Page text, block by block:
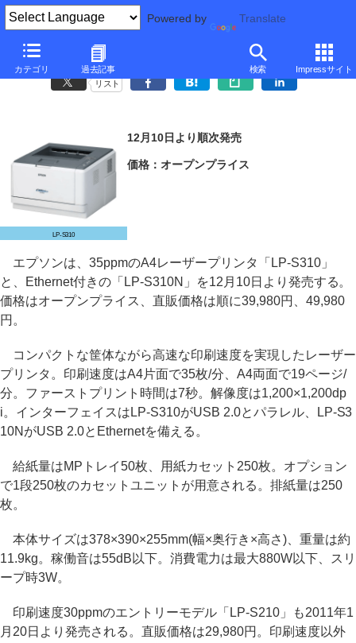
Powered by Translate
カテゴリ 過去記事 検索 Impressサイト
エプソン、35ppmのA4モノクロレーザープリンタ
リスト
LP-S310
12月10日より順次発売
価格：オープンプライス
エプソンは、35ppmのA4レーザープリンタ「LP-S310」
と、Ethernet付きの「LP-S310N」を12月10日より発売する。
価格はオープンプライス、直販価格は順に39,980円、49,980
円。
コンパクトな筐体ながら高速な印刷速度を実現したレーザー
プリンタ。印刷速度はA4片面で35枚/分、A4両面で19ページ/
分。ファーストプリント時間は7秒。解像度は1,200×1,200dp
i。インターフェイスはLP-S310がUSB 2.0とパラレル、LP-S3
10NがUSB 2.0とEthernetを備える。
給紙量はMPトレイ50枚、用紙カセット250枚。オプション
で1段250枚のカセットユニットが用意される。排紙量は250
枚。
本体サイズは378×390×255mm(幅×奥行き×高さ)、重量は約
11.9kg。稼働音は55dB以下。消費電力は最大880W以下、スリ
ープ時3W。
印刷速度30ppmのエントリーモデル「LP-S210」も2011年1
月20日より発売される。直販価格は29,980円。印刷速度以外